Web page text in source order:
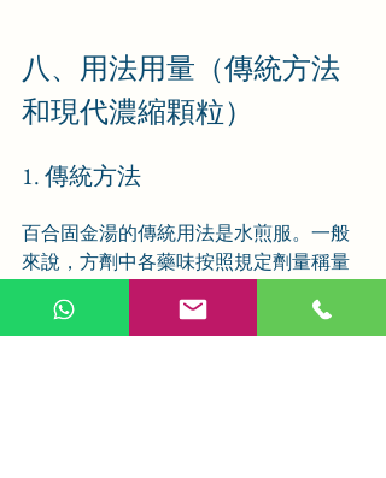
八、用法用量（傳統方法
和現代濃縮顆粒）
1. 傳統方法
百合固金湯的傳統用法是水煎服。一般
來說，方劑中各藥味按照規定劑量稱量
武火煮沸，再改用文火慢煎，取汁分多